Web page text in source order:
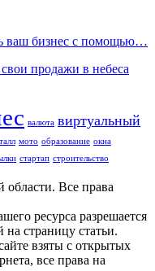
ваш бизнес с помощью…
продажи в небеса
валюта виртуальный
мото образование окна
стартап строительство
области. Все права
ресурса разрешается
на страницу статьи.
взяты с открытых
все права на